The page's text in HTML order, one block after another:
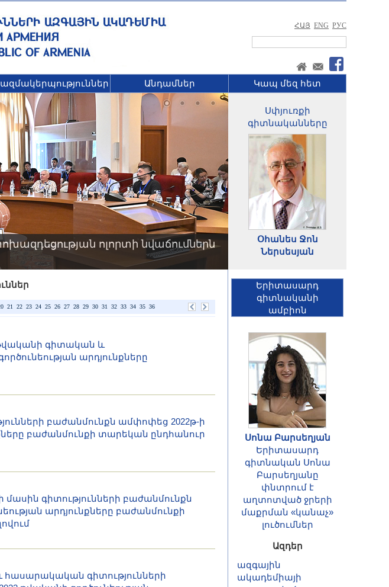
ՀԱՅ ENG РУС
Անդամներ Կապ մեզ հետ
ոլորտի նվաճումներն
Սփյուռքի
գիտնականները
Օհանես Ջոն
Ներսեսյան
21 22 23 24 25 26 27 28 29 30 31 32 33 34 35 36
գիտական և
արդյունքները
բաժանմունքն ամփոփեց 2022թ-ի
բաժանմունքի տարեկան ընդհանուր
մասին գիտությունների բաժանմունքն
արդյունքները բաժանմունքի
հասարակական գիտությունների
Երիտասարդ
գիտնականի
ամբիոն
Սոնա Բարսեղյան
Երիտասարդ
գիտնական Սոնա
Բարսեղյանը
փնտրում է
աղտոտված ջրերի
մաքրման «կանաչ»
լուծումներ
Ազդեր
ՀԱՅՏԱՐԱՐՈՒԹՅՈՒՆ
Հայաստանի
Հանրապետության
գիտությունների
ակադեմիայի
ասոցացված
անդամների և